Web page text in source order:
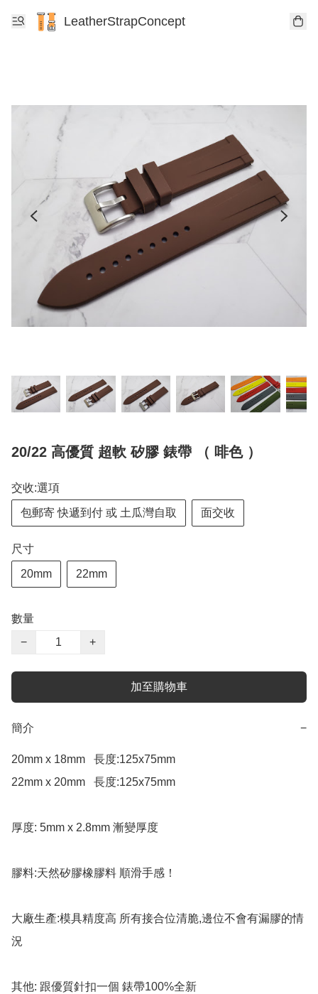
LeatherStrapConcept
20/22 高優質 超軟 矽膠 錶帶 （ 啡色 ）
交收:選項
包郵寄 快遞到付 或 土瓜灣自取 面交收
尺寸
20mm 22mm
數量
−
+
加至購物車
簡介 −
20mm x 18mm   長度:125x75mm
22mm x 20mm   長度:125x75mm
厚度: 5mm x 2.8mm 漸變厚度
膠料:天然矽膠橡膠料 順滑手感！
大廠生產:模具精度高 所有接合位清脆,邊位不會有漏膠的情
況
其他: 跟優質針扣一個 錶帶100%全新